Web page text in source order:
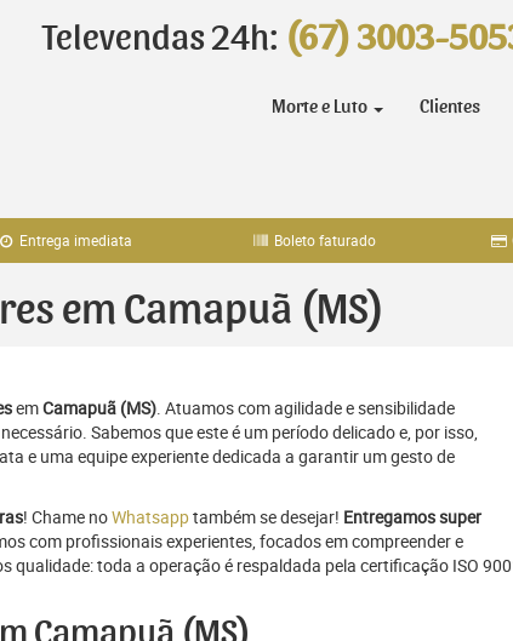
Televendas 24h: (67) 3003-
Morte e Luto Clientes
Entrega imediata Boleto faturado
em Camapuã (MS)
emCamapuã (MS). Atuamos com agilidade e sensibilidade
Sabemos que este é um período delicado e, por isso,
e uma equipe experiente dedicada a garantir um gesto de
! Chame noWhatsapptambém se desejar! Entregamos super
com profissionais experientes, focados em compreender e
toda a operação é respaldada pela certificação ISO
Camapuã (MS)